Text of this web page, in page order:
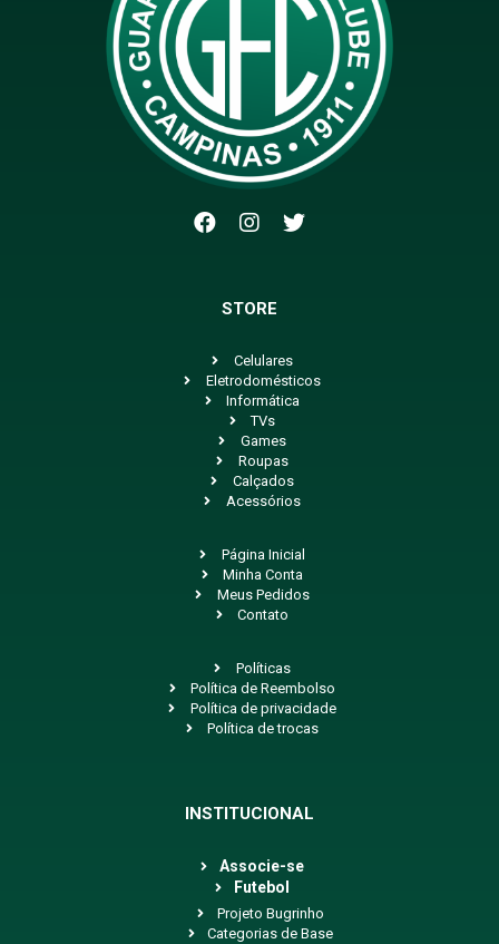
STORE
Celulares
Eletrodomésticos
Informática
TVs
Games
Roupas
Calçados
Acessórios
Página Inicial
Minha Conta
Meus Pedidos
Contato
Políticas
Política de Reembolso
Política de privacidade
Política de trocas
INSTITUCIONAL
Associe-se
Futebol
Projeto Bugrinho
Categorias de Base